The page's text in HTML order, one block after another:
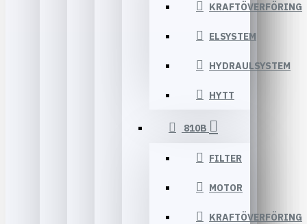
KRAFTÖVERFÖRING
ELSYSTEM
HYDRAULSYSTEM
HYTT
810B
FILTER
MOTOR
KRAFTÖVERFÖRING